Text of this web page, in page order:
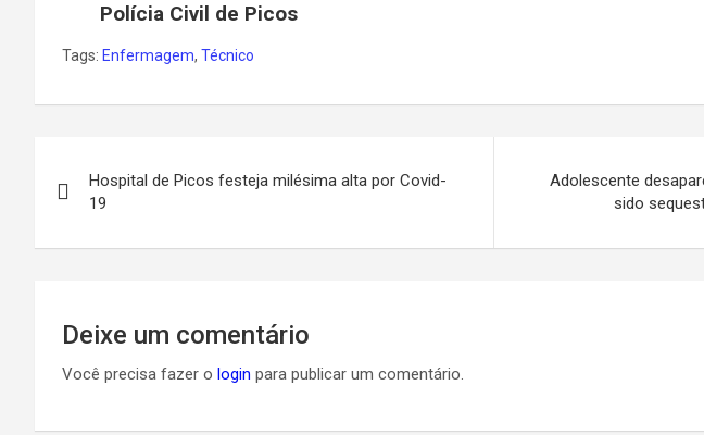
Polícia Civil de Picos
Tags: Enfermagem, Técnico
de
Post
Hospital de Picos festeja milésima alta por Covid-
19
Adolescente
sido
Deixe um comentário
Você precisa fazer o login para publicar um comentário.